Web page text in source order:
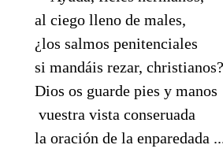
al ciego lleno de males,
¿los salmos penitenciales
si mandáis rezar, christianos?
Dios os guarde pies y manos
vuestra vista conseruada
la oración de la enparedada